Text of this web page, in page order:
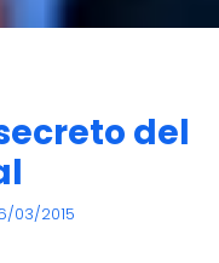
del
03/2015